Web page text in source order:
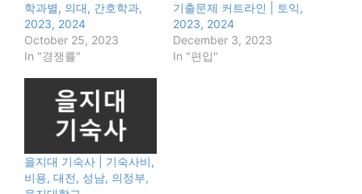
학과별, 의대, 간호학과,
2023, 2024
October 25, 2023
In "경쟁률"
기출문제 커트라인 | 토익,
2023, 2024
December 3, 2023
In "편입"
을지대 기숙사 | 기숙사비,
비용, 대전, 성남, 의정부,